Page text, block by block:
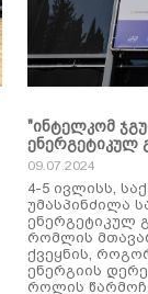
"ინტელკომ
ენერგეტიკულ
09.07.2024
4-5 ივლისს,
უმასპინძილა
ენერგეტიკულ
რომლის
ქვეყნის,
ენერგიის
როლის